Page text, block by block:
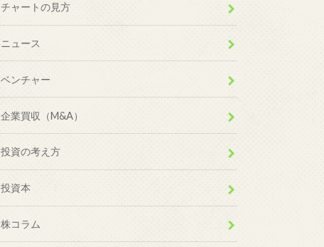
チャートの見方
ニュース
ベンチャー
企業買収（M&A）
投資の考え方
投資本
株コラム